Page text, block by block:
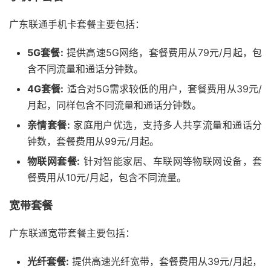
广东联通手机卡套餐主要包括：
5G套餐: 提供高速5G网络，套餐费用从79元/月起，包
含不同流量和通话分钟数。
4G套餐: 适合对5G需求较低的用户，套餐费用从39元/
月起，同样包含不同流量和通话分钟数。
亲情套餐: 家庭用户优选，支持多人共享流量和通话分
钟数，套餐费用从99元/月起。
物联网套餐: 针对智能家居、车联网等物联网设备，套
餐费用从10元/月起，包含不同流量。
宽带套餐
广东联通宽带套餐主要包括：
光纤套餐: 提供高速光纤宽带，套餐费用从39元/月起，